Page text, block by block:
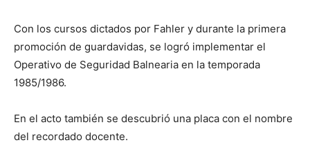
Con los cursos dictados por Fahler y durante la primera
promoción de guardavidas, se logró implementar el
Operativo de Seguridad Balnearia en la temporada
1985/1986.
En el acto también se descubrió una placa con el nombre
del recordado docente.